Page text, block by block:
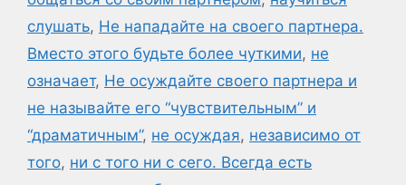
слушать, Не нападайте на своего партнера.
Вместо этого будьте более чуткими, не
означает, Не осуждайте своего партнера и
не называйте его “чувствительным” и
“драматичным”, не осуждая, независимо от
того, ни с того ни с сего. Всегда есть